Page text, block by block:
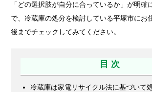
「どの選択肢が自分に合っているか」が明確
で、冷蔵庫の処分を検討している平塚市にお
後までチェックしてみてください。
目 次
冷蔵庫は家電リサイクル法に基づいて